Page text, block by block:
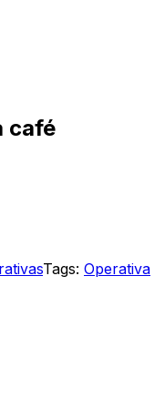
café
Tags: Operativa